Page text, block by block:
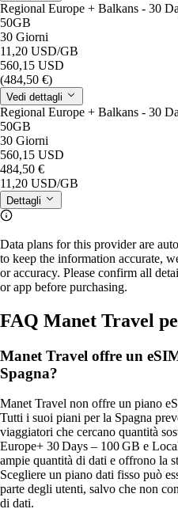
Regional Europe + Balkans - 30
50GB
30 Giorni
11,20 USD/GB
560,15 USD
(484,50 €)
Vedi dettagli
Regional Europe + Balkans - 30
50GB
30 Giorni
560,15 USD
484,50 €
11,20 USD/GB
Dettagli
Data plans for this provider are
to keep the information accurate,
or accuracy. Please confirm all
or app before purchasing.
FAQ Manet Travel
Manet Travel offre un
Spagna?
Manet Travel non offre un piano
Tutti i suoi piani per la Spagna
viaggiatori che cercano quantità
Europe+ 30 Days – 100 GB e
ampie quantità di dati e offrono la
Scegliere un piano dati fisso può
parte degli utenti, salvo che non
di dati.